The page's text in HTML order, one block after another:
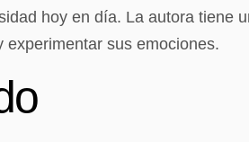
hoy en día. La autora tiene
sus emociones.